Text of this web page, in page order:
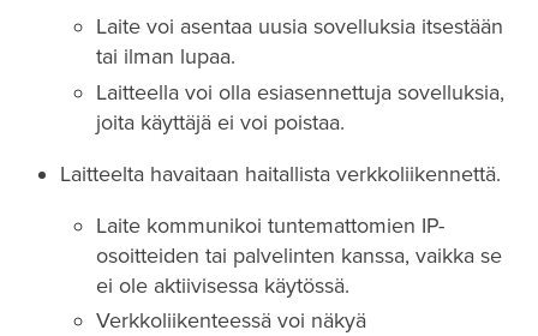
Laite voi asentaa uusia sovelluksia itsestään
tai ilman lupaa.
Laitteella voi olla esiasennettuja sovelluksia,
joita käyttäjä ei voi poistaa.
Laitteelta havaitaan haitallista verkkoliikennettä.
Laite kommunikoi tuntemattomien IP-
osoitteiden tai palvelinten kanssa, vaikka se
ei ole aktiivisessa käytössä.
Verkkoliikenteessä voi näkyä